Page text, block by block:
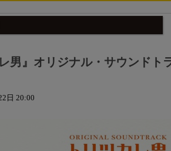
男』オリジナル・サウンドト
日 20:00